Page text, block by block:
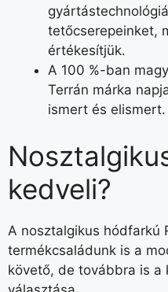
tetőcserepeinket,
értékesítjük.
A 100 %-ban
Terrán márka
ismert és elismert.
kedveli?
A nosztalgikus hódfarkú
termékcsaládunk is a
követő, de továbbra is a